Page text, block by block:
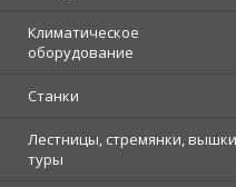
Климатическое
оборудование
Станки
Лестницы, стремянки,
туры